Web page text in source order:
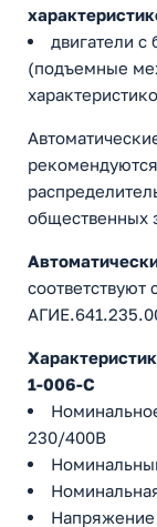
двигатели
(подъемные
общественных
1-006-C
230/400В
Напряжение